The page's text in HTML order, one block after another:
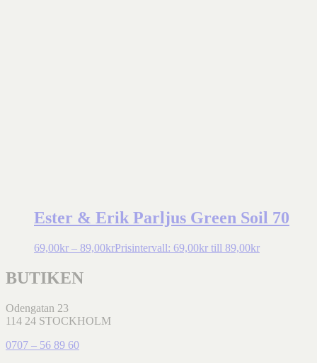
Ester & Erik Parljus Green Soil 70
69,00kr – 89,00krPrisintervall: 69,00kr till 89,00kr
BUTIKEN
Odengatan 23
114 24 STOCKHOLM
0707 – 56 89 60